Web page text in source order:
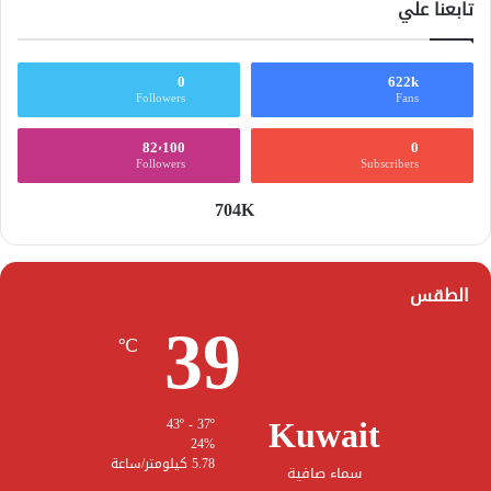
تابعنا علي
622k
Fans
0
Followers
0
Subscribers
82٬100
Followers
704K
الطقس
Kuwait
سماء صافية
39
℃
24%
5.78 كيلومتر/ساعة